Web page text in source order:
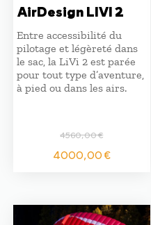
AirDesign LIVI 2
Entre accessibilité du
pilotage et légèreté dans
le sac, la LiVi 2 est parée
pour tout type d’aventure,
à pied ou dans les airs.
4560,00€
Le
4560,00 €.
4000,00€Le